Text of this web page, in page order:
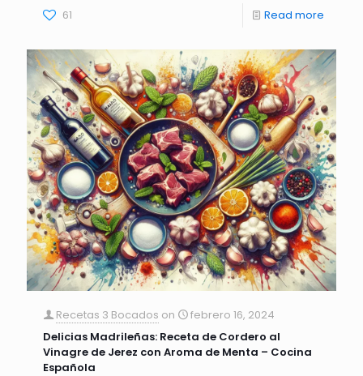
61 Read more
Recetas 3 Bocados on
febrero 16, 2024
Delicias Madrileñas: Receta de Cordero al
Vinagre de Jerez con Aroma de Menta – Cocina
Española